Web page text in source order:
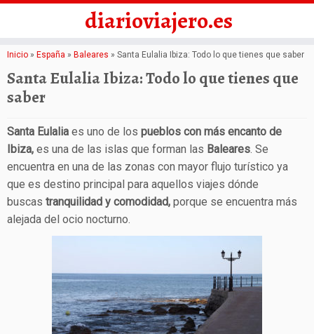
Saltar
al
contenido
diarioviajero.es
Inicio » España » Baleares » Santa Eulalia Ibiza: Todo lo que tienes que saber
Santa Eulalia Ibiza: Todo lo que tienes que
saber
Santa Eulalia es uno de los pueblos con más encanto de
Ibiza, es una de las islas que forman las Baleares. Se
encuentra en una de las zonas con mayor flujo turístico ya
que es destino principal para aquellos viajes dónde
buscas tranquilidad y comodidad, porque se encuentra más
alejada del ocio nocturno.